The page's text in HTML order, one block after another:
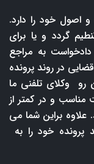
اصول خود را دارد.
گردد و یا برای
به مراجع
در روند پرونده
رو وکلای تلفنی ما
مناسب و در کمتر از
علاوه براین شما می
پرونده خود را به